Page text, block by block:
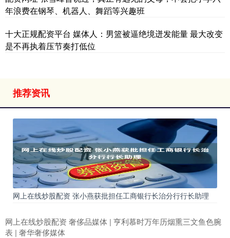
年浪费在钢琴、机器人、舞蹈等兴趣班
十大正规配资平台 媒体人：男篮被逼绝境迸发能量 最大改变
是不再执着压节奏打低位
推荐资讯
网上在线炒股配资 张小燕获批担任工商银行长治分行行长助理
网上在线炒股配资 奢侈品媒体 | 亨利慕时万年历烟熏三文鱼色腕
表 | 奢华奢侈媒体